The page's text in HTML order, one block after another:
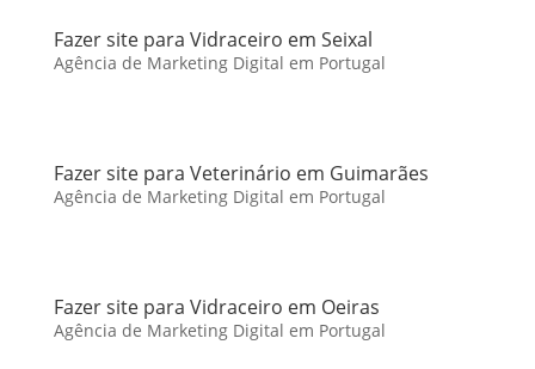
Fazer site para Vidraceiro em Seixal
Agência de Marketing Digital em Portugal
Fazer site para Veterinário em Guimarães
Agência de Marketing Digital em Portugal
Fazer site para Vidraceiro em Oeiras
Agência de Marketing Digital em Portugal